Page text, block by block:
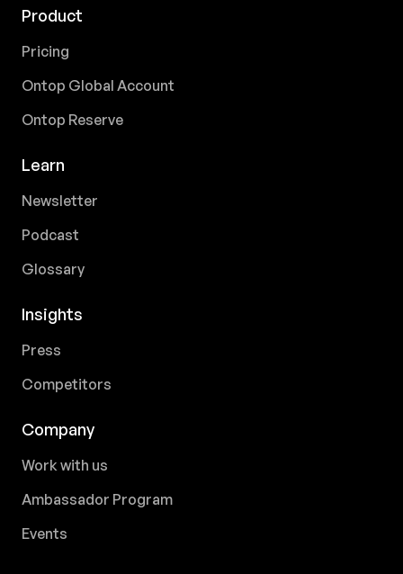
Product
Pricing
Ontop Global Account
Ontop Reserve
Learn
Newsletter
Podcast
Glossary
Insights
Press
Competitors
Company
Work with us
Ambassador Program
Events